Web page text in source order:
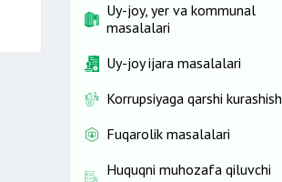
Uy-joy, yer va kommunal
masalalari
Uy-joy ijara masalalari
Korrupsiyaga qarshi kurashish
Fuqarolik masalalari
Huquqni muhozafa qiluvchi